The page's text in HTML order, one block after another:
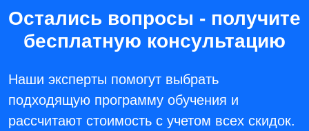
Остались вопросы - получите
бесплатную консультацию
Наши эксперты помогут выбрать
подходящую программу обучения и
рассчитают стоимость с учетом всех скидок.